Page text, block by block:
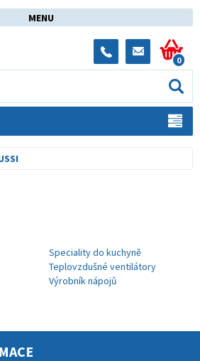
MENU
0
Speciality do kuchyně
Teplovzdušné ventilátory
Výrobník nápojů